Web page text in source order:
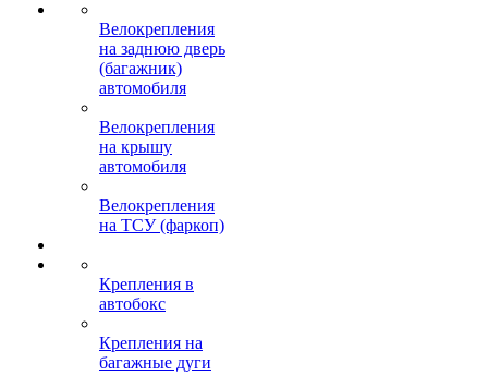
Велокрепления
на заднюю дверь
(багажник)
автомобиля
Велокрепления
на крышу
автомобиля
Велокрепления
на ТСУ (фаркоп)
Крепления в
автобокс
Крепления на
багажные дуги